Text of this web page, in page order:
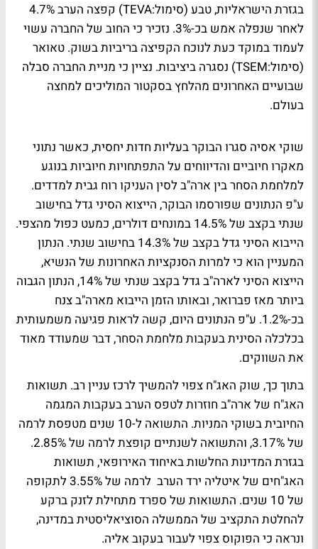
בגזרת הישראליות, טבע (סימול:TEVA) קפצה הערב 4.7%
לאחר שנפלה אמש בכ-3%. נזכיר כי החוב של החברה עשוי
לעמוד במוקד כעת לנוכח הקפיצה בריביות בשוק. טאואר
(סימול:TSEM) נסגרה ביציבות. נציין כי מניית החברה סבלה
שבועיים האחרונים מהלחץ בסקטור המוליכים למחצה
בעולם.
שוקי אסיה סגרו הבוקר בעליות חדות יחסית, כאשר נתוני
מאקרו חיוביים והדיווחים על התפתחויות חיוביות בנוגע
למלחמת הסחר בין ארה"ב לסין העניקו רוח גבית למדדים.
ע"פ הנתונים שפורסמו הבוקר, הייצוא הסיני גדל בחישוב
שנתי בקצב של 14.5% במונחים דולרים, כמעט כפול מהצפי.
הייבוא הסיני גדל בקצב של 14.3% בחישוב שנתי. הנתון
המעניין הוא כי למרות הסנקציות האחרונות של הנשיא,
הייצוא הסיני לארה"ב גדל בקצב שנתי של 14%, הנתון הגבוה
ביותר מאז פברואר, ובאותו הזמן הייבוא מארה"ב צנח
בכ-1.2%. ע"פ הנתונים היום, קשה לראות פגיעה משמעותית
בכלכלה הסינית בעקבות מלחמת הסחר, דבר שמעודד מאוד
את השווקים.
בתוך כך, שוק האג"ח צפוי להמשיך לרכז עניין רב. תשואות
האג"ח של ארה"ב חוזרות לטפס הערב בעקבות המגמה
החיובית בשוקי המניות. התשואה ל-10 שנים מטפסת לרמה
של 3.17%, והתשואה לשנתיים קופצת לרמה של 2.85%.
בגזרת המדינות החלשות באיחוד האירופאי, תשואות
האג"חים של איטליה ירד הערב לרמה של 3.55% לתקופה
של 10 שנים. התשואות של ספרד מתחילת לזנק ברקע
להחלטת התקציב של הממשלה הסוציאליסטית במדינה,
ונראה כי הפוקוס צפוי לעבור בעקוב אליה.